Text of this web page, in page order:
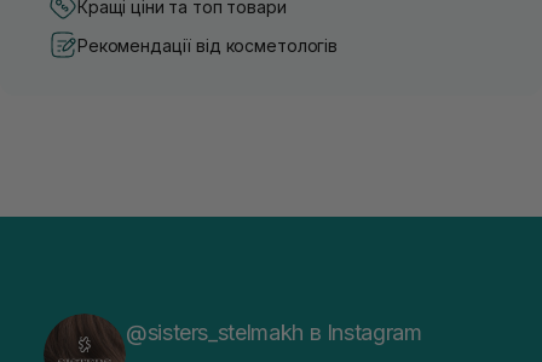
Кращі ціни та топ товари
Рекомендації від косметологів
@sisters_stelmakh в Instagram